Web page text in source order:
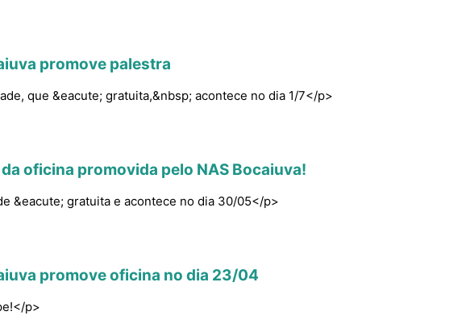
promove palestra
que &eacute; gratuita,&nbsp; acontece no dia 1/7</p>
oficina promovida pelo NAS Bocaiuva!
&eacute; gratuita e acontece no dia 30/05</p>
promove oficina no dia 23/04
p>